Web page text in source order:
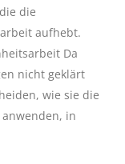
die
aufhebt.
Da
nicht geklärt
wie sie die
in